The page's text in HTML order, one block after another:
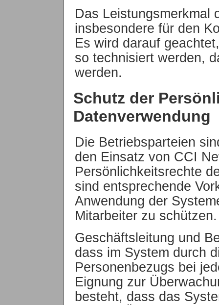
Das Leistungsmerkmal
insbesondere für den
Es wird darauf
so technisiert werden,
werden.
Schutz der
Datenverwendung
Die Betriebsparteien
den Einsatz von CCI
Persönlichkeitsrechte
sind entsprechende
Anwendung der
Mitarbeiter zu schützen.
Geschäftsleitung und
dass im System durch
Personenbezugs bei
Eignung zur
besteht, dass das